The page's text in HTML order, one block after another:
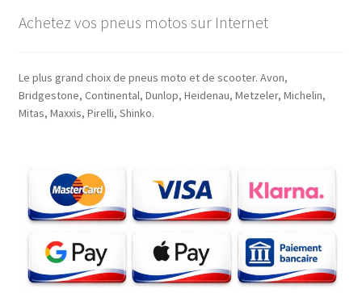
Achetez vos pneus motos sur Internet
Le plus grand choix de pneus moto et de scooter. Avon,
Bridgestone, Continental, Dunlop, Heidenau, Metzeler, Michelin,
Mitas, Maxxis, Pirelli, Shinko.